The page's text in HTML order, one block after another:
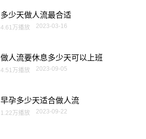
多少天做人流最合适
4.61万播放 2023-03-16
做人流要休息多少天可以上班
4.51万播放 2023-09-05
早孕多少天适合做人流
1.22万播放 2023-09-22